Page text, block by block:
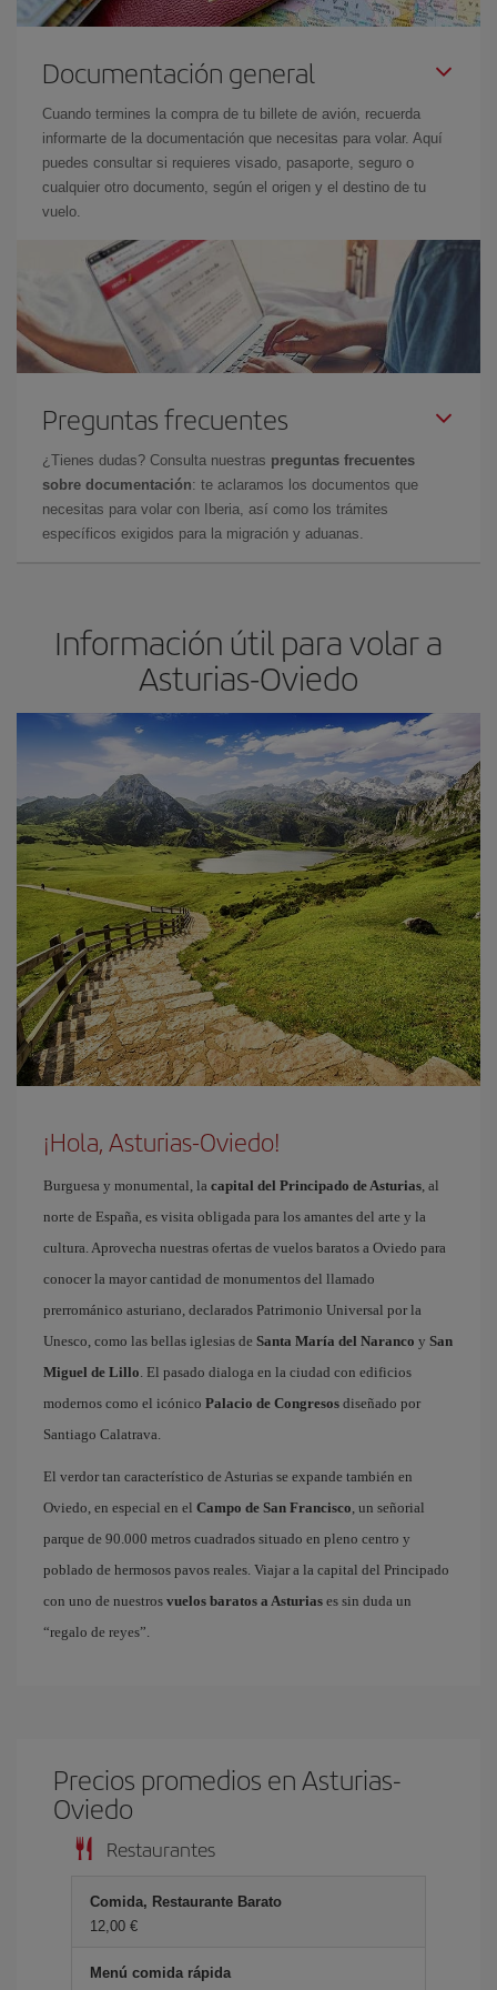
Documentación general
Cuando termines la compra de tu billete de avión, recuerda
informarte de la documentación que necesitas para volar. Aquí
puedes consultar si requieres visado, pasaporte, seguro o
cualquier otro documento, según el origen y el destino de tu
vuelo.
Preguntas frecuentes
¿Tienes dudas? Consulta nuestras preguntas frecuentes
sobre documentación: te aclaramos los documentos que
necesitas para volar con Iberia, así como los trámites
específicos exigidos para la migración y aduanas.
Información útil para volar a
Asturias-Oviedo
¡Hola, Asturias-Oviedo!
Burguesa y monumental, la capital del Principado de Asturias, al
norte de España, es visita obligada para los amantes del arte y la
cultura. Aprovecha nuestras ofertas de vuelos baratos a Oviedo para
conocer la mayor cantidad de monumentos del llamado
prerrománico asturiano, declarados Patrimonio Universal por la
Unesco, como las bellas iglesias de Santa María del Naranco y San
Miguel de Lillo. El pasado dialoga en la ciudad con edificios
modernos como el icónico Palacio de Congresos diseñado por
Santiago Calatrava.
El verdor tan característico de Asturias se expande también en
Oviedo, en especial en el Campo de San Francisco, un señorial
parque de 90.000 metros cuadrados situado en pleno centro y
poblado de hermosos pavos reales. Viajar a la capital del Principado
con uno de nuestros vuelos baratos a Asturias es sin duda un
“regalo de reyes”.
Precios promedios en Asturias-
Oviedo
Restaurantes
Comida, Restaurante Barato
12,00 €
Menú comida rápida